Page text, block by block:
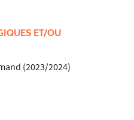
ET/OU
(2023/2024)